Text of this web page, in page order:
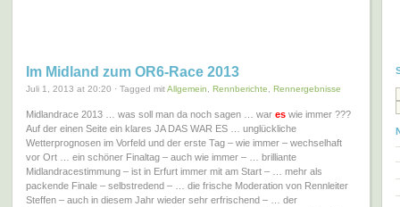
Im Midland zum OR6-Race 2013
Juli 1, 2013 at 20:20 · Tagged mitAllgemein Rennberichte Rennergebnisse
Midlandrace 2013 … was soll man da noch sagen … war es wie immer ???
Auf der einen Seite ein klares JA DAS WAR ES … unglückliche
Wetterprognosen im Vorfeld und der erste Tag – wie immer – wechselhaft
vor Ort … ein schöner Finaltag – auch wie immer – … brilliante
Midlandracestimmung – ist in Erfurt immer mit am Start – … mehr als
packende Finale – selbstredend – … die frische Moderation von Rennleiter
Steffen – auch in diesem Jahr wieder sehr erfrischend – … der